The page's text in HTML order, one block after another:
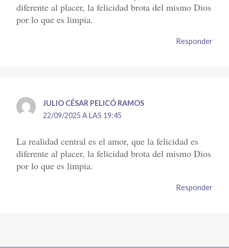
diferente al placer, la felicidad brota del mismo Dios
por lo que es limpia.
Responder
JULIO CÉSAR PELICÓ RAMOS
22/09/2025 A LAS 19:45
La realidad central es el amor, que la felicidad es
diferente al placer, la felicidad brota del mismo Dios
por lo que es limpia.
Responder